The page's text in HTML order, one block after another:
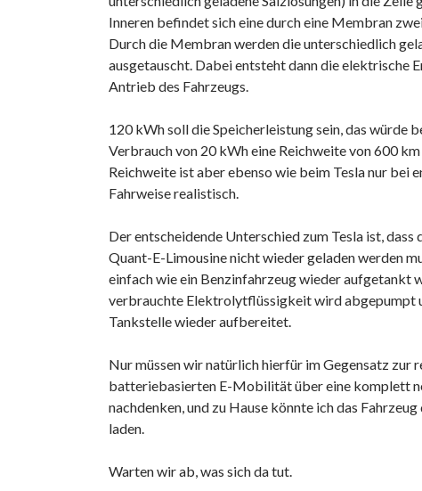
Inneren befindet sich eine durch eine Membran
Durch die Membran werden die unterschiedlich
ausgetauscht. Dabei entsteht dann die elektrische
Antrieb des Fahrzeugs.
120 kWh soll die Speicherleistung sein, das würde
Verbrauch von 20 kWh eine Reichweite von 600
Reichweite ist aber ebenso wie beim Tesla nur bei
Fahrweise realistisch.
Der entscheidende Unterschied zum Tesla ist, dass
Quant-E-Limousine nicht wieder geladen werden
einfach wie ein Benzinfahrzeug wieder aufgetankt
verbrauchte Elektrolytflüssigkeit wird abgepumpt
Tankstelle wieder aufbereitet.
Nur müssen wir natürlich hierfür im Gegensatz zur
batteriebasierten E-Mobilität über eine komplett
nachdenken, und zu Hause könnte ich das
laden.
Warten wir ab, was sich da tut.